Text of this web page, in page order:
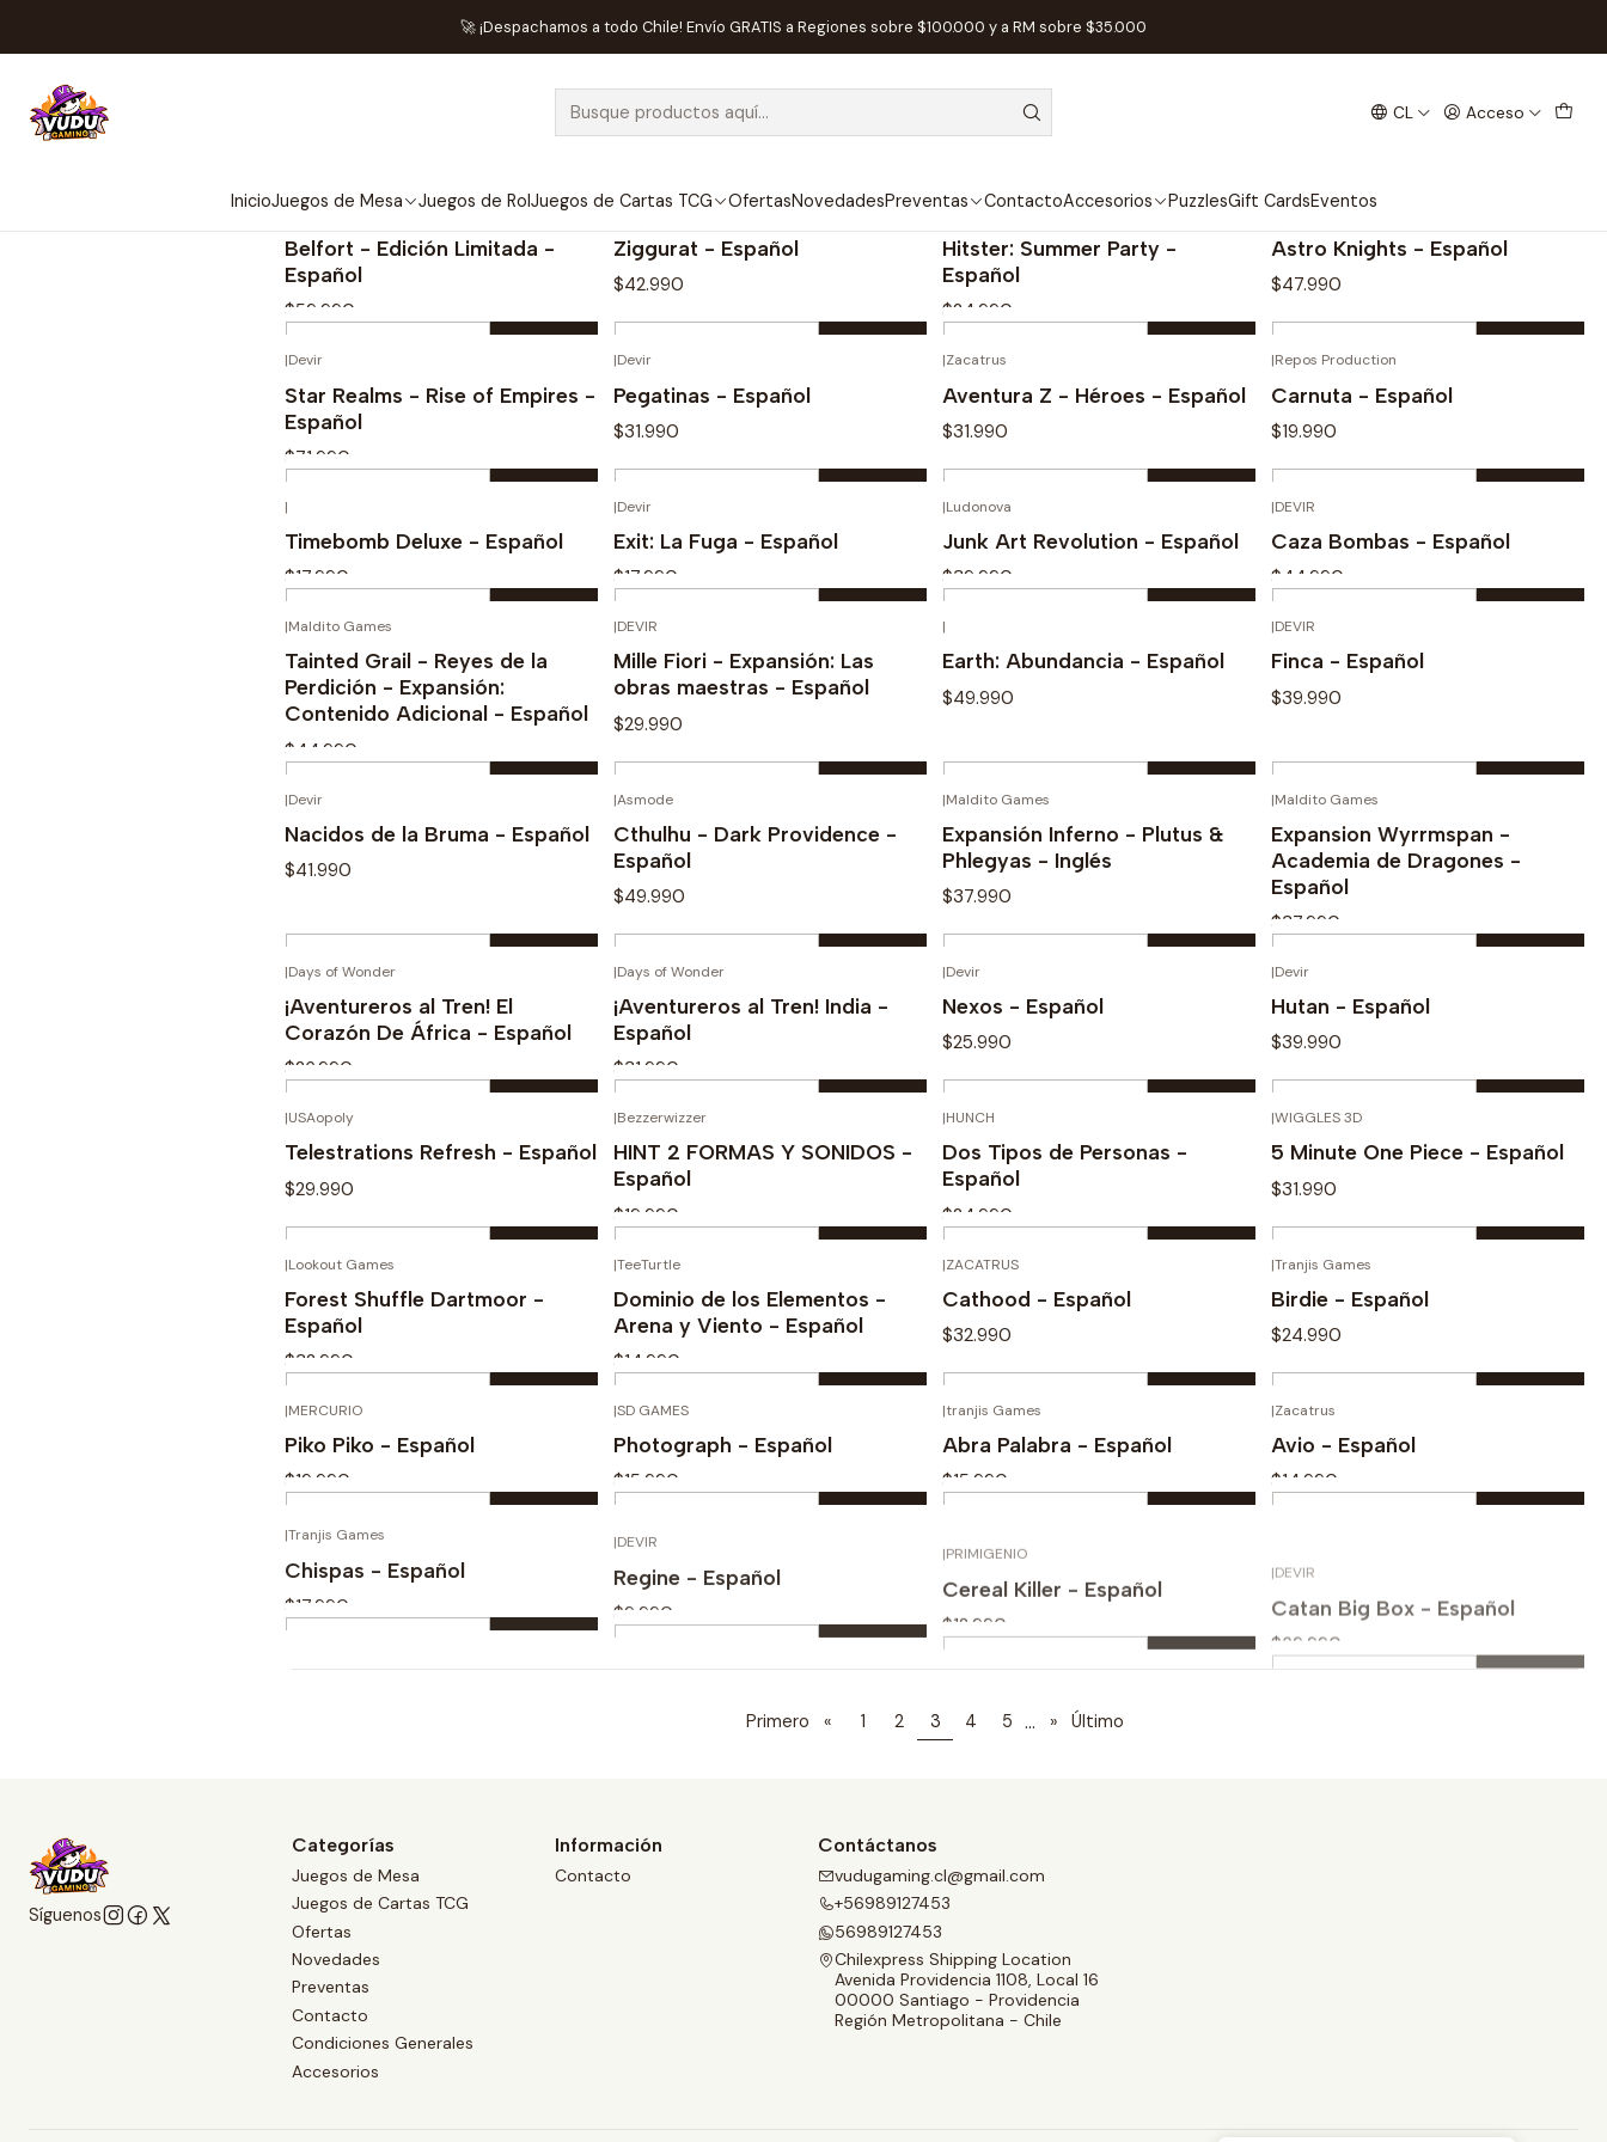
CL Acceso
InicioJuegos de Mesa Juegos de RolJuegos de Cartas TCG OfertasNovedadesPreventas ContactoAccesorios PuzzlesGift CardsEventos
🚀 ¡Despachamos a todo Chile! Envío GRATIS a Regiones sobre $100.000 y a RM sobre $35.000
Inicio Juegos de Mesa
Juegos de Mesa
2 Tomatoes
Belfort - Edición Limitada -
Español
$59.990
Cantidad
Comprar ahora
Ziggurat - Español
$42.990
Cantidad
Comprar ahora
Hitster: Summer Party -
Español
$24.990
Cantidad
Comprar ahora
Astro Knights - Español
$47.990
Cantidad
Comprar ahora
|Devir
Star Realms - Rise of Empires -
Español
$71.990
Cantidad
Comprar ahora
|Devir
Pegatinas - Español
$31.990
Cantidad
Comprar ahora
|Zacatrus
Aventura Z - Héroes - Español
$31.990
Cantidad
Comprar ahora
|Repos Production
Carnuta - Español
$19.990
Cantidad
Comprar ahora
|
Timebomb Deluxe - Español
$17.990
Cantidad
Comprar ahora
|Devir
Exit: La Fuga - Español
$17.990
Cantidad
Comprar ahora
|Ludonova
Junk Art Revolution - Español
$39.990
Cantidad
Comprar ahora
|DEVIR
Caza Bombas - Español
$44.990
Cantidad
Comprar ahora
|Maldito Games
Tainted Grail - Reyes de la
Perdición - Expansión:
Contenido Adicional - Español
$44.990
Cantidad
Comprar ahora
|DEVIR
Mille Fiori - Expansión: Las
obras maestras - Español
$29.990
Cantidad
Comprar ahora
|
Earth: Abundancia - Español
$49.990
Cantidad
Comprar ahora
|DEVIR
Finca - Español
$39.990
Cantidad
Comprar ahora
|Devir
Nacidos de la Bruma - Español
$41.990
Cantidad
Comprar ahora
|Asmode
Cthulhu - Dark Providence -
Español
$49.990
Cantidad
Comprar ahora
|Maldito Games
Expansión Inferno - Plutus &
Phlegyas - Inglés
$37.990
Cantidad
Comprar ahora
|Maldito Games
Expansion Wyrrmspan -
Academia de Dragones -
Español
$37.990
Cantidad
Comprar ahora
|Days of Wonder
¡Aventureros al Tren! El
Corazón De África - Español
$26.990
Cantidad
Comprar ahora
|Days of Wonder
¡Aventureros al Tren! India -
Español
$31.990
Cantidad
Comprar ahora
|Devir
Nexos - Español
$25.990
Cantidad
Comprar ahora
|Devir
Hutan - Español
$39.990
Cantidad
Comprar ahora
|USAopoly
Telestrations Refresh - Español
$29.990
Cantidad
Comprar ahora
|Bezzerwizzer
HINT 2 FORMAS Y SONIDOS -
Español
$19.990
Cantidad
Comprar ahora
|HUNCH
Dos Tipos de Personas -
Español
$24.990
Cantidad
Comprar ahora
|WIGGLES 3D
5 Minute One Piece - Español
$31.990
Cantidad
Comprar ahora
|Lookout Games
Forest Shuffle Dartmoor -
Español
$32.990
Cantidad
Comprar ahora
|TeeTurtle
Dominio de los Elementos -
Arena y Viento - Español
$14.990
Cantidad
Comprar ahora
|ZACATRUS
Cathood - Español
$32.990
Cantidad
Comprar ahora
|Tranjis Games
Birdie - Español
$24.990
Cantidad
Comprar ahora
|MERCURIO
Piko Piko - Español
$19.990
Cantidad
|SD GAMES
Photograph - Español
$15.990
|tranjis Games
Abra Palabra - Español
$15.990
|Zacatrus
Avio - Español
$14.990
|Tranjis Games
Chispas - Español
$17.990
Comprar ahora
Regine - Español
$9.990
Comprar ahora
Cereal Killer - Español
$12.990
Cantidad
Comprar ahora
Catan Big Box - Español
$69.990
Comprar ahora
Primero « 1 2 3 4 5 ... » Último
Síguenos
Categorías
Juegos de Mesa
Juegos de Cartas TCG
Ofertas
Novedades
Preventas
Contacto
Condiciones Generales
Accesorios
Información
Contacto
Contáctanos
vudugaming.cl@gmail.com
+56989127453
56989127453
Chilexpress Shipping Location
Avenida Providencia 1108, Local 16
00000 Santiago - Providencia
Región Metropolitana - Chile